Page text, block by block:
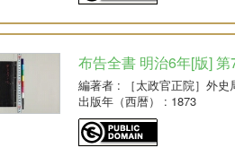
布告全書 明治6年[版] 第
編著者 : ［太政官正院］外史
出版年（西暦）
: 1873